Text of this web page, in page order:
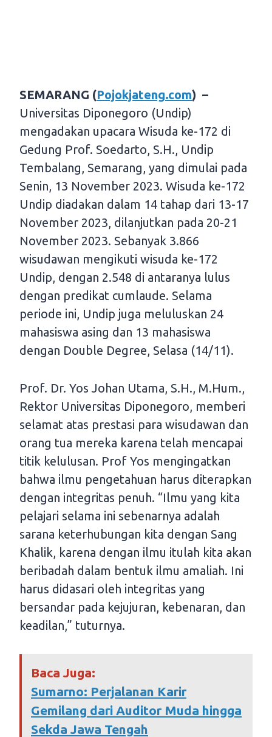
SEMARANG (Pojokjateng.com) –
Universitas Diponegoro (Undip)
mengadakan upacara Wisuda ke-172 di
Gedung Prof. Soedarto, S.H., Undip
Tembalang, Semarang, yang dimulai pada
Senin, 13 November 2023. Wisuda ke-172
Undip diadakan dalam 14 tahap dari 13-17
November 2023, dilanjutkan pada 20-21
November 2023. Sebanyak 3.866
wisudawan mengikuti wisuda ke-172
Undip, dengan 2.548 di antaranya lulus
dengan predikat cumlaude. Selama
periode ini, Undip juga meluluskan 24
mahasiswa asing dan 13 mahasiswa
dengan Double Degree, Selasa (14/11).
Prof. Dr. Yos Johan Utama, S.H., M.Hum.,
Rektor Universitas Diponegoro, memberi
selamat atas prestasi para wisudawan dan
orang tua mereka karena telah mencapai
titik kelulusan. Prof Yos mengingatkan
bahwa ilmu pengetahuan harus diterapkan
dengan integritas penuh. “Ilmu yang kita
pelajari selama ini sebenarnya adalah
sarana keterhubungan kita dengan Sang
Khalik, karena dengan ilmu itulah kita akan
beribadah dalam bentuk ilmu amaliah. Ini
harus didasari oleh integritas yang
bersandar pada kejujuran, kebenaran, dan
keadilan,” tuturnya.
Baca Juga:
Sumarno: Perjalanan Karir
Gemilang dari Auditor Muda hingga
Sekda Jawa Tengah